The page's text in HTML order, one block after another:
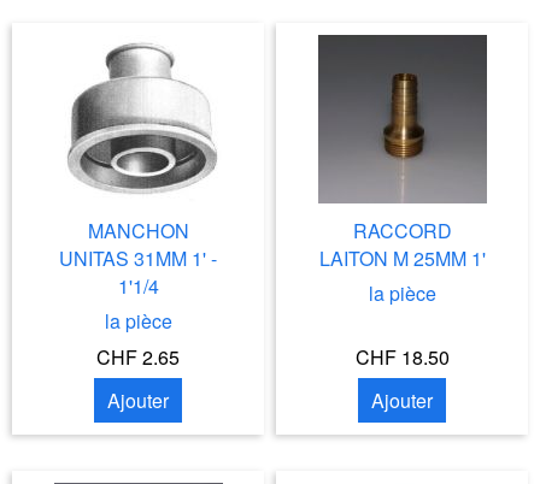
MANCHON
UNITAS 31MM 1' -
1'1/4
la pièce
CHF 2.65
Ajouter
RACCORD
LAITON M 25MM 1'
la pièce
CHF 18.50
Ajouter